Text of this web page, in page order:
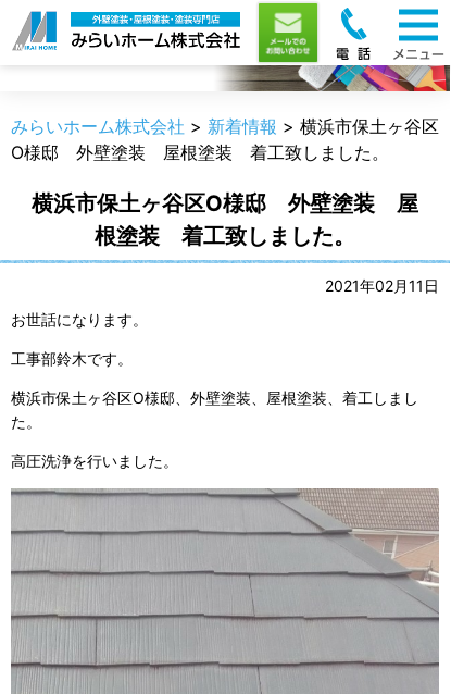
新着情報
みらいホーム株式会社 > 新着情報 > 横浜市保土ヶ谷区
O様邸 外壁塗装 屋根塗装 着工致しました。
横浜市保土ヶ谷区O様邸 外壁塗装 屋
根塗装 着工致しました。
2021年02月11日
お世話になります。
工事部鈴木です。
横浜市保土ヶ谷区O様邸、外壁塗装、屋根塗装、着工しまし
た。
高圧洗浄を行いました。